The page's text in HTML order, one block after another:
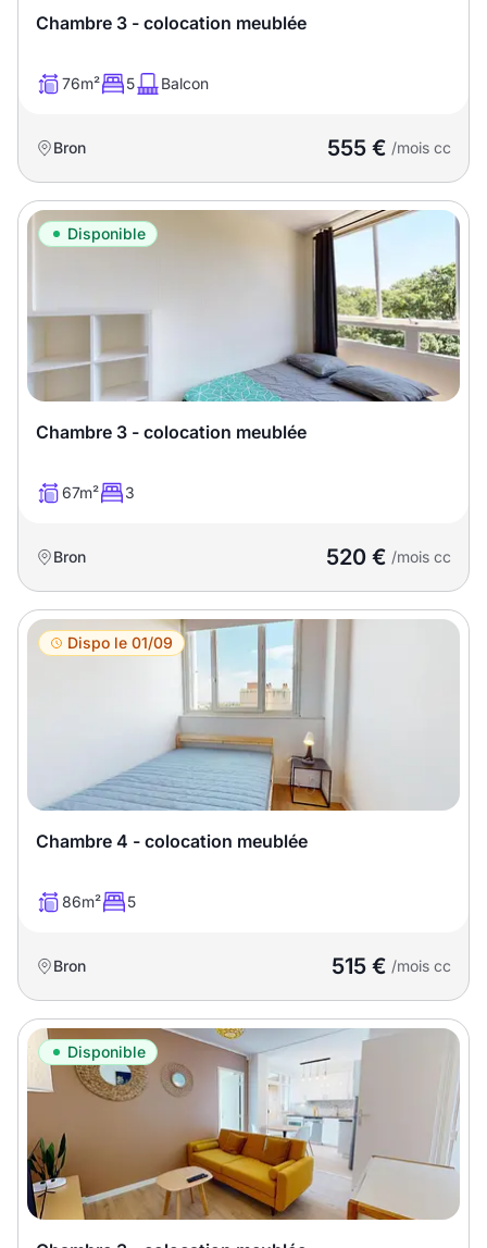
Chambre 3 - colocation meublée
76m² 5 Balcon
Bron 555 € /mois cc
Disponible
Chambre 3 - colocation meublée
67m² 3
Bron 520 € /mois cc
Dispo le 01/09
Chambre 4 - colocation meublée
86m² 5
Bron 515 € /mois cc
Disponible